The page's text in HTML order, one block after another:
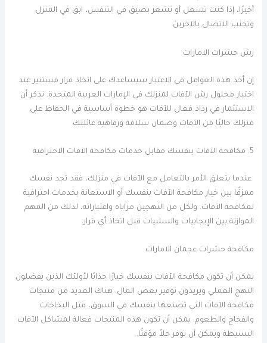
أخيرًا، إذا كنت تسعل أو تشعر بضيق في التنفس، ابق في المنزل
وتجنب الاتصال بالآخرين.
رش حشرات الامارات
إن أخذ هذه العوامل في الاعتبار سيساعدك على اتخاذ قرار مستنير عند
اختيار محلول رش الآفات لمنزلك في الإمارات العربية المتحدة. تذكر أن
الاستثمار في رذاذ فعال للآفات هو خطوة أساسية في الحفاظ على
منزلك خاليًا من الآفات وضمان سلامة ورفاهية عائلتك
5. مكافحة الآفات بنفسك مقابل خدمات مكافحة الآفات الاحترافية
عندما يتعلق الأمر بالتعامل مع الآفات في منزلك، فقد تجد نفسك
ممزقًا بين خيار مكافحة الآفات بنفسك أو الاستعانة بخدمات احترافية
لمكافحة الآفات. ولكل من النهجين مزاياه واعتباراته، لذلك من المهم
الموازنة بين الإيجابيات والسلبيات قبل اتخاذ أي قرار.
مكافحة حشرات عجمان الامارات
يمكن أن تكون مكافحة الآفات بنفسك خيارًا جذابًا لأولئك الذين يفضلون
النهج العملي ويريدون توفير بعض المال. هناك العديد من منتجات
مكافحة الآفات التي تصنعها بنفسك في السوق، مثل البخاخات
والفخاخ والطعوم. يمكن أن تكون هذه المنتجات فعالة لمشاكل الآفات
البسيطة ويمكن أن توفر حلاً مؤقتًا.